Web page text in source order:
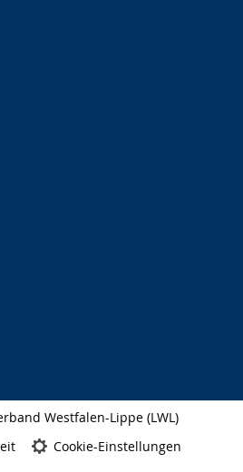
Westfalen-Lippe (LWL)
Cookie-Einstellungen